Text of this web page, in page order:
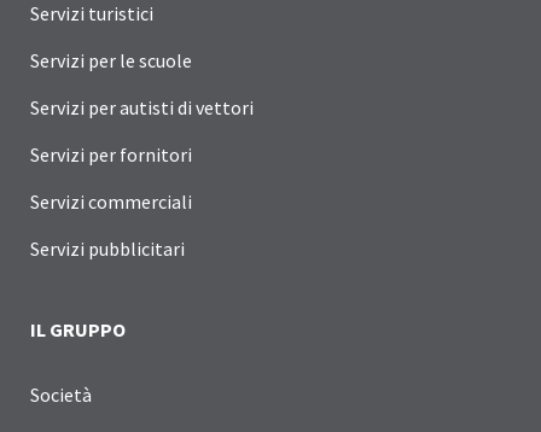
Servizi turistici
Servizi per le scuole
Servizi per autisti di vettori
Servizi per fornitori
Servizi commerciali
Servizi pubblicitari
IL GRUPPO
Società